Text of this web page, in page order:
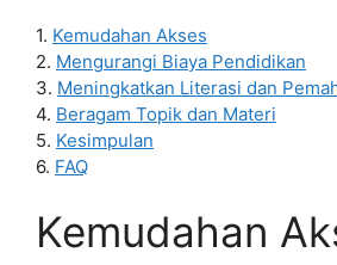
1. Kemudahan Akses
2. Mengurangi Biaya Pendidikan
3. Meningkatkan Literasi dan
4. Beragam Topik dan Materi
5. Kesimpulan
6. FAQ
Kemudahan